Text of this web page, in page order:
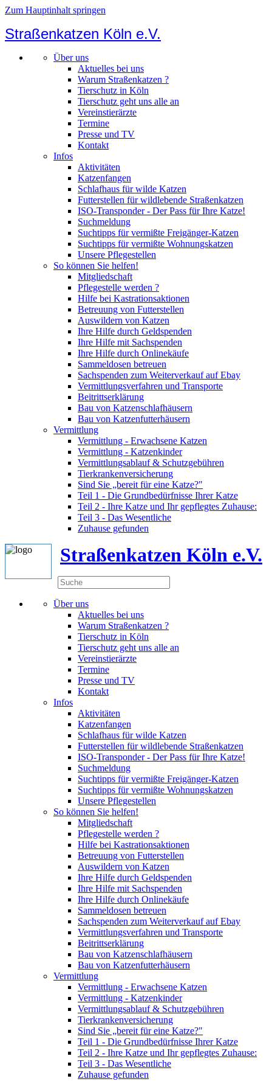
Zum Hauptinhalt springen
Straßenkatzen Köln e.V.
Über uns
Aktuelles bei uns
Warum Straßenkatzen ?
Tierschutz in Köln
Tierschutz geht uns alle an
Vereinstierärzte
Termine
Presse und TV
Kontakt
Infos
Aktivitäten
Katzenfangen
Schlafhaus für wilde Katzen
Futterstellen für wildlebende Straßenkatzen
ISO-Transponder - Der Pass für Ihre Katze!
Suchmeldung
Suchtipps für vermißte Freigänger-Katzen
Suchtipps für vermißte Wohnungskatzen
Unsere Pflegestellen
So können Sie helfen!
Mitgliedschaft
Pflegestelle werden ?
Hilfe bei Kastrationsaktionen
Betreuung von Futterstellen
Auswildern von Katzen
Ihre Hilfe durch Geldspenden
Ihre Hilfe mit Sachspenden
Ihre Hilfe durch Onlinekäufe
Sammeldosen betreuen
Sachspenden zum Weiterverkauf auf Ebay
Vermittlungsverfahren und Transporte
Beitrittserklärung
Bau von Katzenschlafhäusern
Bau von Katzenfutterhäusern
Vermittlung
Vermittlung - Erwachsene Katzen
Vermittlung - Katzenkinder
Vermittlungsablauf & Schutzgebühren
Tierkrankenversicherung
Sind Sie „bereit für eine Katze?"
Teil 1 - Die Grundbedürfnisse Ihrer Katze
Teil 2 - Ihre Katze und Ihr gepflegtes Zuhause:
Teil 3 - Das Wesentliche
Zuhause gefunden
Straßenkatzen Köln e.V.
Über uns
Aktuelles bei uns
Warum Straßenkatzen ?
Tierschutz in Köln
Tierschutz geht uns alle an
Vereinstierärzte
Termine
Presse und TV
Kontakt
Infos
Aktivitäten
Katzenfangen
Schlafhaus für wilde Katzen
Futterstellen für wildlebende Straßenkatzen
ISO-Transponder - Der Pass für Ihre Katze!
Suchmeldung
Suchtipps für vermißte Freigänger-Katzen
Suchtipps für vermißte Wohnungskatzen
Unsere Pflegestellen
So können Sie helfen!
Mitgliedschaft
Pflegestelle werden ?
Hilfe bei Kastrationsaktionen
Betreuung von Futterstellen
Auswildern von Katzen
Ihre Hilfe durch Geldspenden
Ihre Hilfe mit Sachspenden
Ihre Hilfe durch Onlinekäufe
Sammeldosen betreuen
Sachspenden zum Weiterverkauf auf Ebay
Vermittlungsverfahren und Transporte
Beitrittserklärung
Bau von Katzenschlafhäusern
Bau von Katzenfutterhäusern
Vermittlung
Vermittlung - Erwachsene Katzen
Vermittlung - Katzenkinder
Vermittlungsablauf & Schutzgebühren
Tierkrankenversicherung
Sind Sie „bereit für eine Katze?"
Teil 1 - Die Grundbedürfnisse Ihrer Katze
Teil 2 - Ihre Katze und Ihr gepflegtes Zuhause:
Teil 3 - Das Wesentliche
Zuhause gefunden